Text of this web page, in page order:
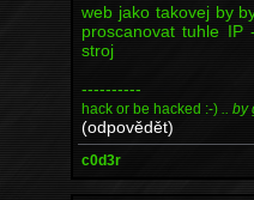
web jako takovej by
proscanovat tuhle IP
stroj
----------
hack or be hacked :-) ..
(odpovědět)
c0d3r